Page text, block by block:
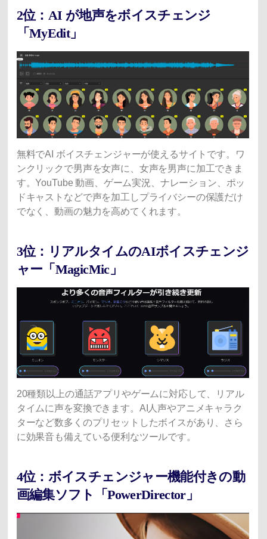
2位：AI が地声をボイスチェンジ
「MyEdit」
無料でAI ボイスチェンジャーが使えるサイトです。ワ
ンクリックで男声を女声に、女声を男声に加工できま
す。YouTube 動画、ゲーム実況、ナレーション、ポッ
ドキャストなどで声を加工しプライバシーの保護だけ
でなく、動画の魅力を高めてくれます。
3位：リアルタイムのAIボイスチェンジ
ャー「MagicMic」
20種類以上の通話アプリやゲームに対応して、リアル
タイムに声を変換できます。AI人声やアニメキャラク
ターなど数多くのプリセットしたボイスがあり、さら
に効果音も備えている便利なツールです。
4位：ボイスチェンジャー機能付きの動
画編集ソフト「PowerDirector」